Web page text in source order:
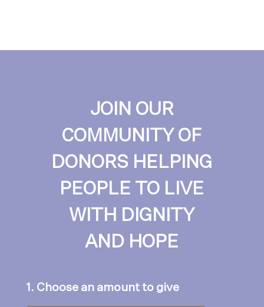
JOIN OUR
COMMUNITY OF
DONORS HELPING
PEOPLE TO LIVE
WITH DIGNITY
AND HOPE
1. Choose an amount to give